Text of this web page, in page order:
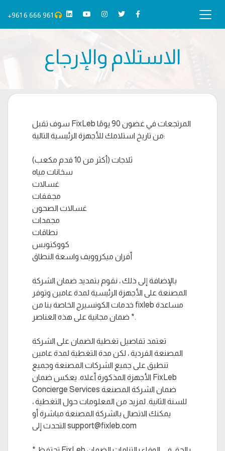
+961 6 666 961
الاستلام والإرجاع
سوف تقبل FixLeb المرتجعات في غضون 90 يومًا
من تاريخ استلامك للأجهزة الرئيسية التالية:
ثلاجات (أكثر من 10 قدم مكعب)
سخانات مياه
غسالات
مجففات
غسالات الصحون
مجمدات
نطاقات
كووكتوبس
أفران ميكروويف واسعة النطاق
بالإضافة إلى ذلك ، نقوم بتمديد ضمان الشركة
المصنعة على الأجهزة الرئيسية لمدة عامين وتوفر
خدمات الكونسيرج الخاصة بنا من fixleb مساعدة
ضمان مجانية على هذه العناصر *.
تعتمد تفاصيل تغطية الضمان على الشركة
المصنعة الفردية ، لكن مدة التغطية لمدة عامين
تنطبق على جميع الشركات المصنعة وجميع
الأجهزة المذكورة أعلاه. يعكس ضمان FixLeb
Concierge Services ضمان الشركة المصنعة
للسنة الثانية. لمزيد من المعلومات حول التغطية ،
يمكنك الاتصال بالشركة المصنعة مباشرة أو
التحدث إلى support@fixleb.com